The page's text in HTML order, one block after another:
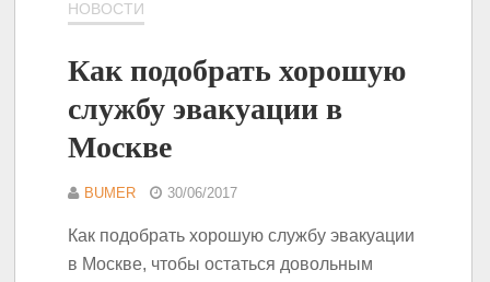
НОВОСТИ
Как подобрать хорошую
службу эвакуации в
Москве
BUMER 30/06/2017
Как подобрать хорошую службу эвакуации
в Москве, чтобы остаться довольным